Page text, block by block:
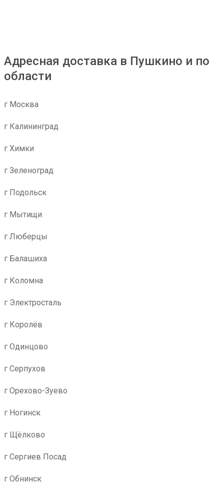
Адресная доставка в Пушкино и по
области
г Москва
г Калининград
г Химки
г Зеленоград
г Подольск
г Мытищи
г Люберцы
г Балашиха
г Коломна
г Электросталь
г Королёв
г Одинцово
г Серпухов
г Орехово-Зуево
г Ногинск
г Щёлково
г Сергиев Посад
г Обнинск